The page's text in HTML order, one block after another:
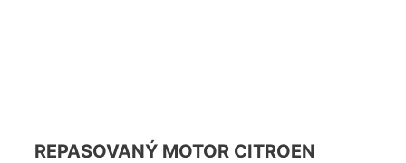
REPASOVANÝ MOTOR CITROEN